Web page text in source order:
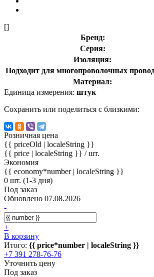
[]
Бренд:
Серия:
Изоляция:
Подходит для многопроволочных
Материал:
Единица измерения: штук
Сохранить или поделиться с близкими:
Розничная цена
{{ priceOld | localeString }}
{{ price | localeString }} / шт.
Экономия
{{ economy*number | localeString }}
0 шт. (1-3 дня)
Под заказ
Обновлено 07.08.2026
-
+
В корзину
Итого: {{ price*number | localeString }}
+7 391 278-76-76
Уточнить цену
Под заказ